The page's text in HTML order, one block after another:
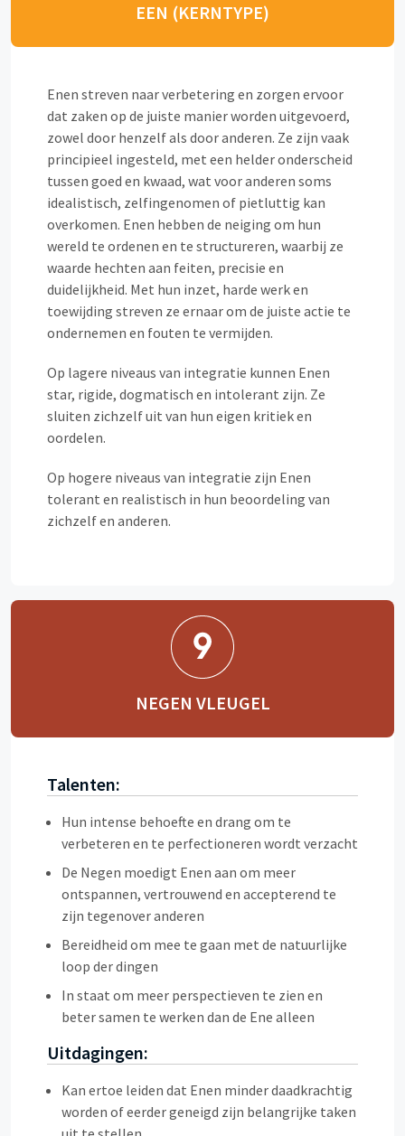
EEN (KERNTYPE)
Enen streven naar verbetering en zorgen ervoor
dat zaken op de juiste manier worden uitgevoerd,
zowel door henzelf als door anderen. Ze zijn vaak
principieel ingesteld, met een helder onderscheid
tussen goed en kwaad, wat voor anderen soms
idealistisch, zelfingenomen of pietluttig kan
overkomen. Enen hebben de neiging om hun
wereld te ordenen en te structureren, waarbij ze
waarde hechten aan feiten, precisie en
duidelijkheid. Met hun inzet, harde werk en
toewijding streven ze ernaar om de juiste actie te
ondernemen en fouten te vermijden.
Op lagere niveaus van integratie kunnen Enen
star, rigide, dogmatisch en intolerant zijn. Ze
sluiten zichzelf uit van hun eigen kritiek en
oordelen.
Op hogere niveaus van integratie zijn Enen
tolerant en realistisch in hun beoordeling van
zichzelf en anderen.
NEGEN VLEUGEL
Talenten:
Hun intense behoefte en drang om te
verbeteren en te perfectioneren wordt verzacht
De Negen moedigt Enen aan om meer
ontspannen, vertrouwend en accepterend te
zijn tegenover anderen
Bereidheid om mee te gaan met de natuurlijke
loop der dingen
In staat om meer perspectieven te zien en
beter samen te werken dan de Ene alleen
Uitdagingen:
Kan ertoe leiden dat Enen minder daadkrachtig
worden of eerder geneigd zijn belangrijke taken